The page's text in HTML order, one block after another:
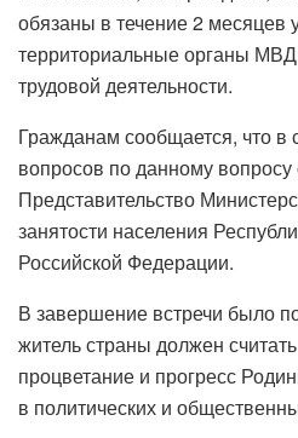
обязаны в течение 2 месяцев
территориальные органы
трудовой деятельности.
Гражданам сообщается, что в
вопросов по данному вопросу
Представительство
занятости населения
Российской Федерации.
В завершение встречи было
житель страны должен
процветание и прогресс
в политических и